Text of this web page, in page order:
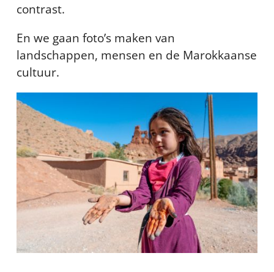
contrast.
En we gaan foto’s maken van
landschappen, mensen en de Marokkaanse
cultuur.